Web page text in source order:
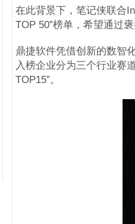
在此背景下，笔记侠联合
TOP 50”榜单，希望通过
鼎捷软件凭借创新的数智
入榜企业分为三个行业赛
TOP15”。